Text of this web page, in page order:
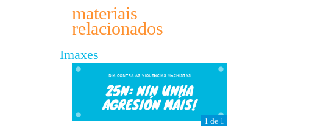
materiais
relacionados
Imaxes
1 de 1